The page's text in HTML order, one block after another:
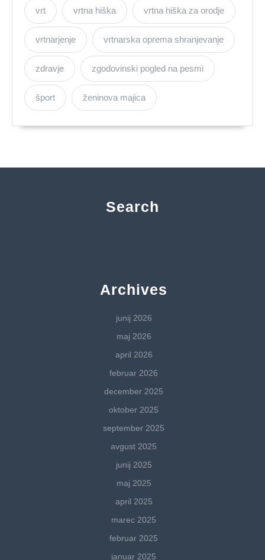
vrt vrtna hiška vrtna hiška za orodje
vrtnarjenje vrtnarska oprema shranjevanje
zdravje zgodovinski pogled na pesmi
šport ženinova majica
Search
Archives
junij 2026
maj 2026
april 2026
februar 2026
december 2025
oktober 2025
september 2025
avgust 2025
junij 2025
maj 2025
april 2025
marec 2025
februar 2025
januar 2025